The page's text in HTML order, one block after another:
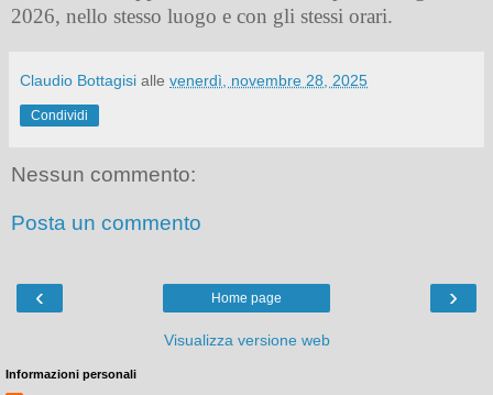
2026, nello stesso luogo e con gli stessi orari.
Claudio Bottagisi alle venerdì, novembre 28, 2025
Condividi
Nessun commento:
Posta un commento
‹ ›
Home page
Visualizza versione web
Informazioni personali